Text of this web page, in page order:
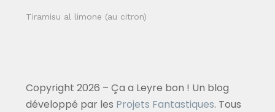
Tiramisu al limone (au citron)
Copyright 2026 – Ça a Leyre bon ! Un blog
développé par les Projets Fantastiques. Tous